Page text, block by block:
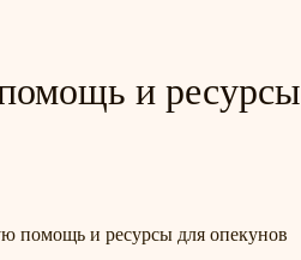
и ресурсы
помощь и ресурсы для опекунов